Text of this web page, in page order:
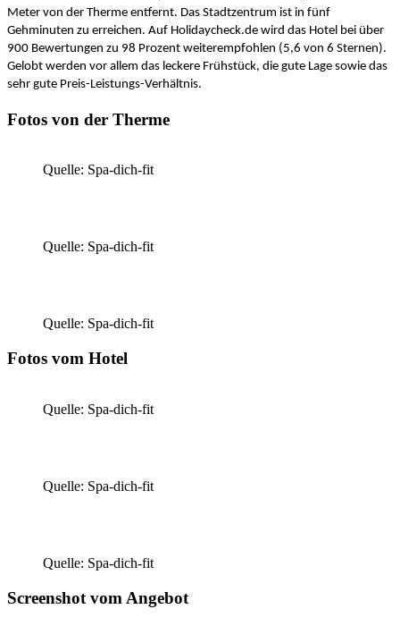
Meter von der Therme entfernt. Das Stadtzentrum ist in fünf
Gehminuten zu erreichen. Auf Holidaycheck.de wird das Hotel bei über
900 Bewertungen zu 98 Prozent weiterempfohlen (5,6 von 6 Sternen).
Gelobt werden vor allem das leckere Frühstück, die gute Lage sowie das
sehr gute Preis-Leistungs-Verhältnis.
Fotos von der Therme
Quelle: Spa-dich-fit
Quelle: Spa-dich-fit
Quelle: Spa-dich-fit
Fotos vom Hotel
Quelle: Spa-dich-fit
Quelle: Spa-dich-fit
Quelle: Spa-dich-fit
Screenshot vom Angebot